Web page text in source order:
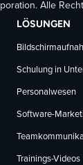
folgen
auf
folgen
auf
Alle
LÖSUNGEN
Schulung in
Personalwesen
Software-
Trainings-Videos